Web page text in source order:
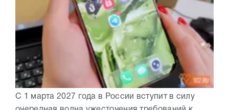
С 1 марта 2027 года в России вступит в силу